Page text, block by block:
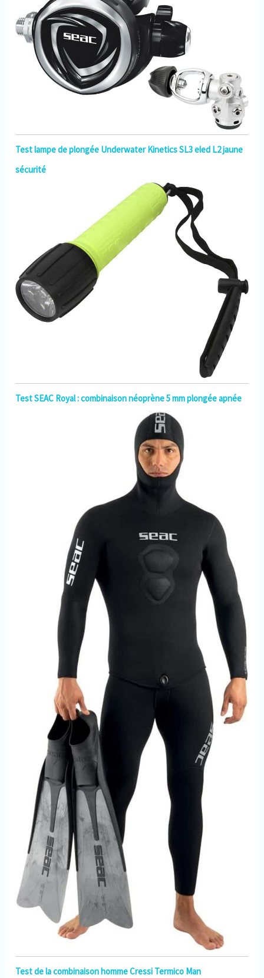
Test lampe de plongée Underwater Kinetics SL3 eled L2 jaune
sécurité
Test SEAC Royal : combinaison néoprène 5 mm plongée apnée
Test de la combinaison homme Cressi Termico Man